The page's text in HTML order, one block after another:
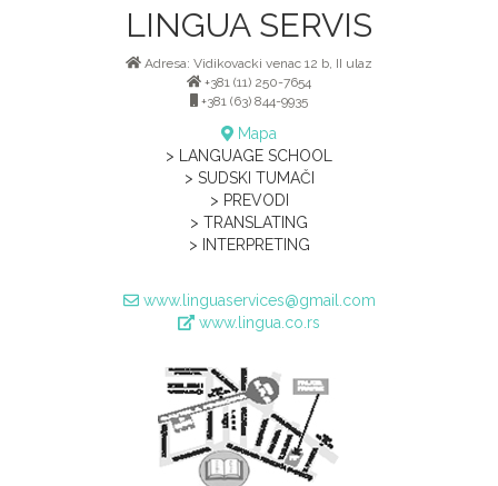
LINGUA SERVIS
Adresa: Vidikovacki venac 12 b, II ulaz
+381 (11) 250-7654
+381 (63) 844-9935
Mapa
> LANGUAGE SCHOOL
> SUDSKI TUMAČI
> PREVODI
> TRANSLATING
> INTERPRETING
www.linguaservices@gmail.com
www.lingua.co.rs